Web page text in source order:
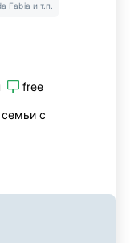
Fabia и т.п.
free
с